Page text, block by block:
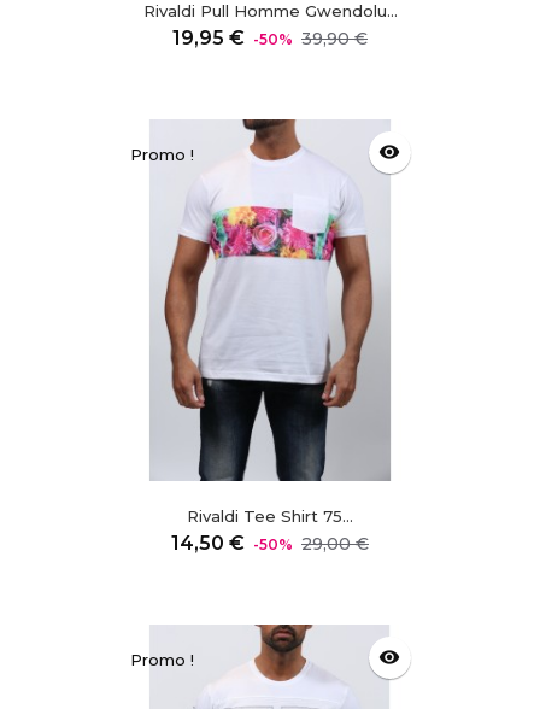
Rivaldi Pull Homme Gwendolu...
19,95 € Prix
-50% 39,90 €Prix
Promo ! visibility
Rivaldi Tee Shirt 75...
14,50 € Prix
-50% 29,00 €Prix
Promo ! visibility